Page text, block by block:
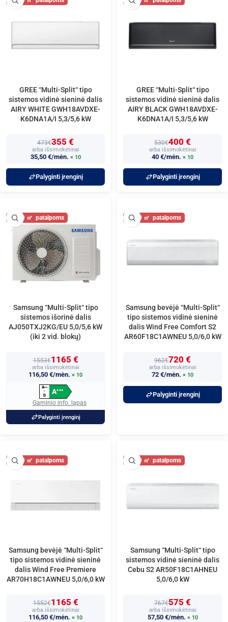
GREE “Multi-Split“ tipo
sistemos vidinė sieninė dalis
AIRY WHITE GWH18AVDXE-
K6DNA1A/I 5,3/5,6 kW
473€355 €
arba išsimokėtinai
35,50 €/mėn. × 10
Palyginti įrenginį
GREE “Multi-Split“ tipo
sistemos vidinė sieninė dalis
AIRY BLACK GWH18AVDXE-
K6DNA1A/I 5,3/5,6 kW
530€400 €
arba išsimokėtinai
40 €/mėn. × 10
Palyginti įrenginį
60
Samsung “Multi-Split“ tipo
sistemos išorinė dalis
AJ050TXJ2KG/EU 5,0/5,6 kW
(iki 2 vid. blokų)
1553€1165 €
arba išsimokėtinai
116,50 €/mėn. × 10
A+++
↑
D
A+++
Gaminio info. lapas
Palyginti įrenginį
60
Samsung bevėjė “Multi-Split“
tipo sistemos vidinė sieninė
dalis Wind Free Comfort S2
AR60F18C1AWNEU 5,0/6,0 kW
962€720 €
arba išsimokėtinai
72 €/mėn. × 10
Palyginti įrenginį
60
Samsung bevėjė “Multi-Split“
tipo sistemos vidinė sieninė
dalis Wind Free Premiere
AR70H18C1AWNEU 5,0/6,0 kW
1552€1165 €
arba išsimokėtinai
116,50 €/mėn. × 10
60
Samsung “Multi-Split“ tipo
sistemos vidinė sieninė dalis
Cebu S2 AR50F18C1AHNEU
5,0/6,0 kW
767€575 €
arba išsimokėtinai
57,50 €/mėn. × 10